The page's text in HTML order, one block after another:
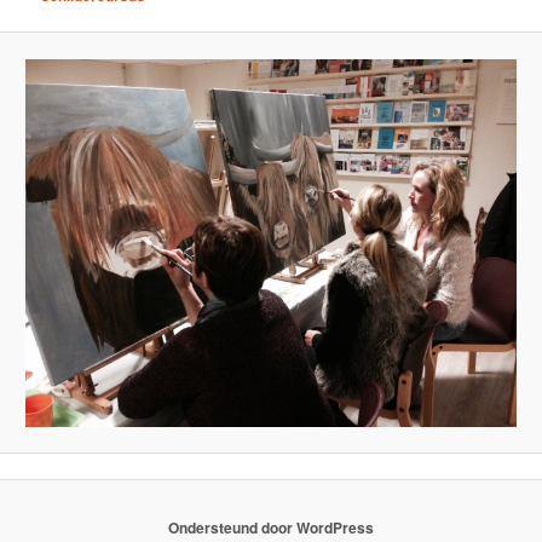
Ondersteund door WordPress